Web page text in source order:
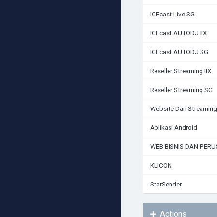
ICEcast Live SG
ICEcast AUTODJ IIX
ICEcast AUTODJ SG
Reseller Streaming IIX
Reseller Streaming SG
Website Dan Streaming
Aplikasi Android
WEB BISNIS DAN
KLICON
StarSender
Actions